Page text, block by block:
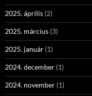
2025. április (2)
2025. március (3)
2025. január (1)
2024. december (1)
2024. november (1)